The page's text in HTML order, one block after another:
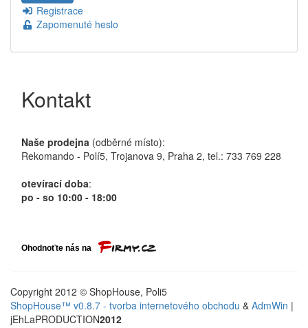
Registrace
Zapomenuté heslo
Kontakt
Naše prodejna (odběrné místo):
Rekomando - Polí5, Trojanova 9, Praha 2, tel.: 733 769 228
otevírací doba:
po - so 10:00 - 18:00
Copyright 2012 © ShopHouse, Poli5
ShopHouse™ v0.8.7 - tvorba internetového obchodu & AdmWin |
jEhLaPRODUCTION2012